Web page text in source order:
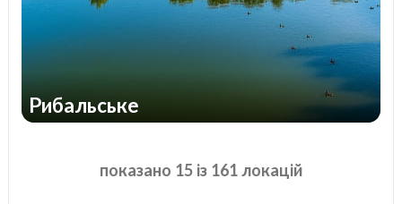
Рибальське
показано 15 із 161 локацій